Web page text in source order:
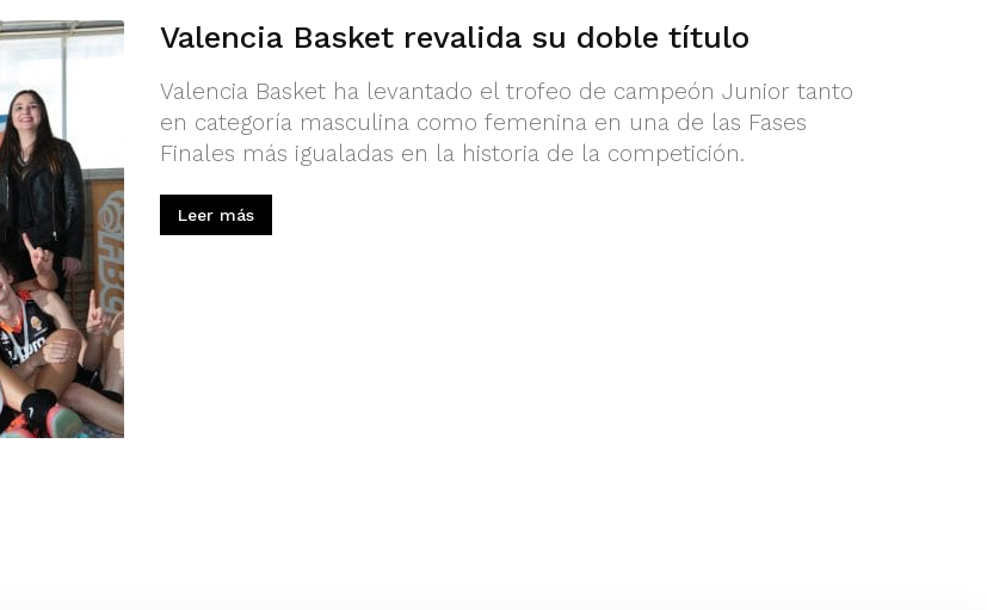
Valencia Basket revalida su doble título
Valencia Basket ha levantado el trofeo de campeón Junior tanto
en categoría masculina como femenina en una de las Fases
Finales más igualadas en la historia de la competición.
Leer más